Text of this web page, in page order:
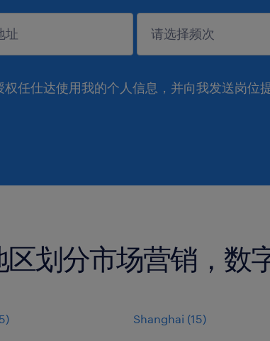
权任仕达使用我的个人信息，并向我发送岗位
区划分市场营销，数
5) Shanghai (15)